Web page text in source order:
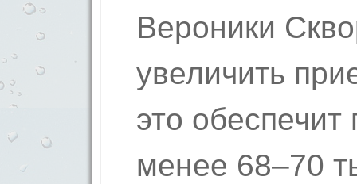
Вероники
увеличить
это
менее 68–70